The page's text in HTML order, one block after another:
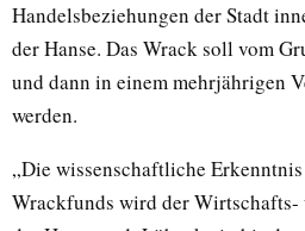
Handelsbeziehungen der Stadt
der Hanse. Das Wrack soll vom
und dann in einem mehrjährigen
werden.
„Die wissenschaftliche
Wrackfunds wird der Wirtschafts-